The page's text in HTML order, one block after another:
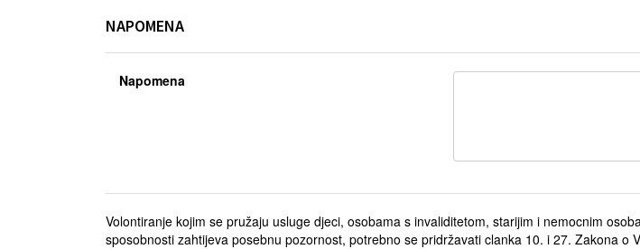
NAPOMENA
Napomena
Volontiranje kojim se pružaju usluge djeci, osobama s invaliditetom, starijim i nemocnim
sposobnosti zahtijeva posebnu pozornost, potrebno se pridržavati clanka 10. i 27. Zakona o